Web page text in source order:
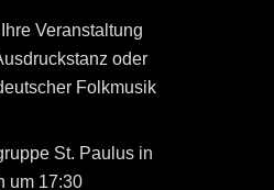
Veranstaltung
oder
Folkmusik
St. Paulus in
um 17:30